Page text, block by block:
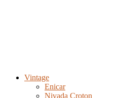
Vintage
Enicar
Nivada Croton